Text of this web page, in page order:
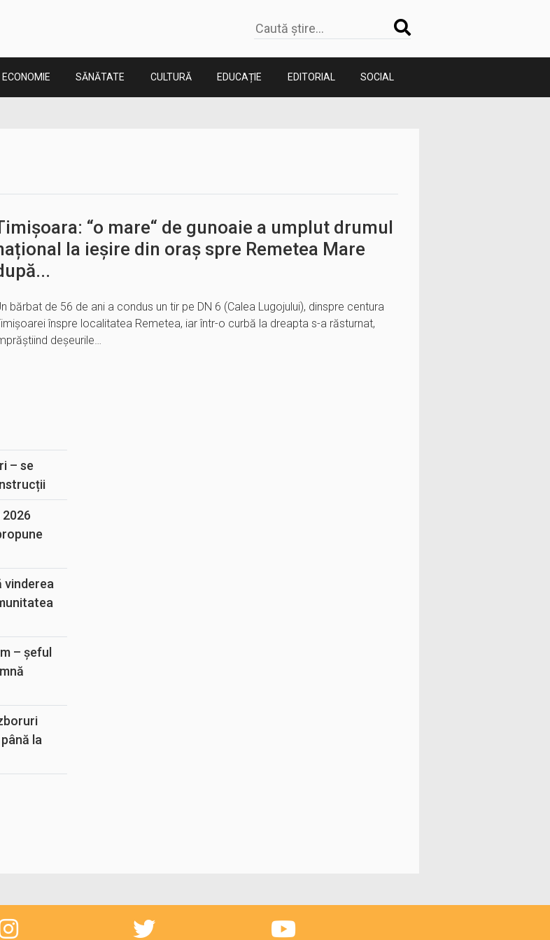
ECONOMIE SĂNĂTATE CULTURĂ EDUCAȚIE EDITORIAL SOCIAL
“o mare“ de gunoaie a umplut drumul
la ieșire din oraș spre Remetea Mare
bărbat de 56 de ani a condus un tir pe DN 6 (Calea Lugojului), dinspre centura
înspre localitatea Remetea, iar într-o curbă la dreapta s-a răsturnat,
deșeurile…
– se
vinderea
– șeful
la